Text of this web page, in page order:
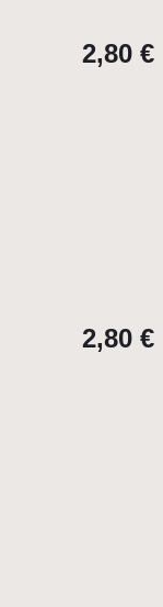
2,80 €
2,80 €